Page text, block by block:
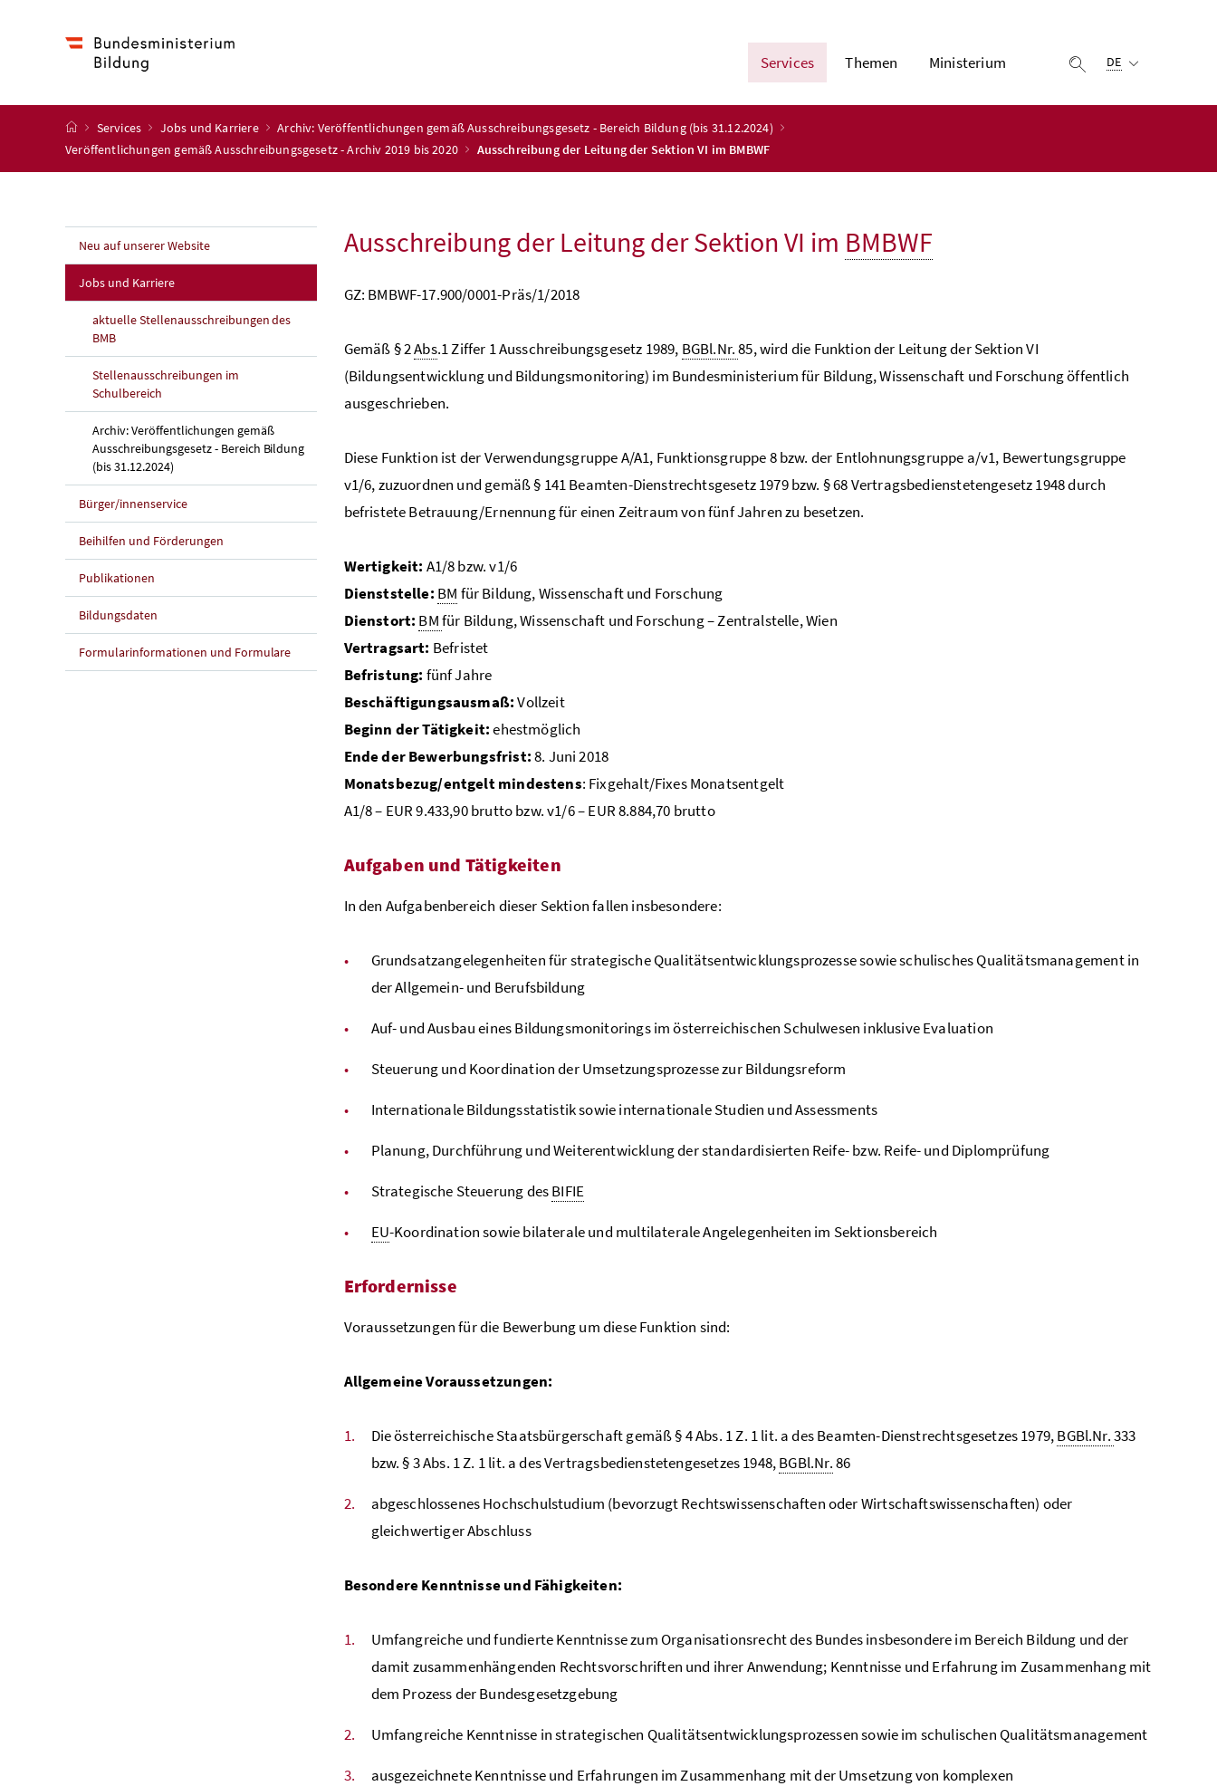
Services Themen Ministerium Suche einblenden
DE
Startseite
Services Jobs und Karriere
Archiv: Veröffentlichungen gemäß Ausschreibungsgesetz - Bereich Bildung (bis 31.12.2024)
Veröffentlichungen gemäß Ausschreibungsgesetz - Archiv 2019 bis 2020
Ausschreibung der Leitung der Sektion VI im BMBWF
Neu auf unserer Website
Jobs und Karriere
aktuelle Stellenausschreibungen des
BMB
Stellenausschreibungen im
Schulbereich
Archiv: Veröffentlichungen gemäß
Ausschreibungsgesetz - Bereich Bildung
(bis 31.12.2024)
Bürger/innenservice
Beihilfen und Förderungen
Publikationen
Bildungsdaten
Formularinformationen und Formulare
Ausschreibung der Leitung der Sektion VI im BMBWF
GZ: BMBWF-17.900/0001-Präs/1/2018
Gemäß § 2Abs.1 Ziffer 1 Ausschreibungsgesetz 1989, BGBl.Nr.85, wird die Funktion der Leitung der Sektion VI
(Bildungsentwicklung und Bildungsmonitoring) im Bundesministerium für Bildung, Wissenschaft und Forschung öffentlich
ausgeschrieben.
Diese Funktion ist der Verwendungsgruppe A/A1, Funktionsgruppe 8 bzw. der Entlohnungsgruppe a/v1, Bewertungsgruppe
v1/6, zuzuordnen und gemäß § 141 Beamten-Dienstrechtsgesetz 1979 bzw. § 68 Vertragsbedienstetengesetz 1948 durch
befristete Betrauung/Ernennung für einen Zeitraum von fünf Jahren zu besetzen.
Wertigkeit: A1/8 bzw. v1/6
Dienststelle: BM für Bildung, Wissenschaft und Forschung
Dienstort: BMfür Bildung, Wissenschaft und Forschung – Zentralstelle, Wien
Vertragsart: Befristet
Befristung: fünf Jahre
Beschäftigungsausmaß:Vollzeit
Beginn der Tätigkeit:ehestmöglich
Ende der Bewerbungsfrist:8. Juni 2018
Monatsbezug/entgelt mindestens: Fixgehalt/Fixes Monatsentgelt
A1/8 – EUR 9.433,90 brutto bzw. v1/6 – EUR 8.884,70 brutto
Aufgaben und Tätigkeiten
In den Aufgabenbereich dieser Sektion fallen insbesondere:
Grundsatzangelegenheiten für strategische Qualitätsentwicklungsprozesse sowie schulisches Qualitätsmanagement in
der Allgemein- und Berufsbildung
Auf- und Ausbau eines Bildungsmonitorings im österreichischen Schulwesen inklusive Evaluation
Steuerung und Koordination der Umsetzungsprozesse zur Bildungsreform
Internationale Bildungsstatistik sowie internationale Studien und Assessments
Planung, Durchführung und Weiterentwicklung der standardisierten Reife- bzw. Reife- und Diplomprüfung
Strategische Steuerung desBIFIE
EU-Koordination sowie bilaterale und multilaterale Angelegenheiten im Sektionsbereich
Erfordernisse
Voraussetzungen für die Bewerbung um diese Funktion sind:
Allgemeine Voraussetzungen:
Die österreichische Staatsbürgerschaft gemäß § 4 Abs. 1 Z. 1 lit. a des Beamten-Dienstrechtsgesetzes 1979,BGBl.Nr.333
bzw. § 3 Abs. 1 Z. 1 lit. a des Vertragsbedienstetengesetzes 1948,BGBl.Nr.86
abgeschlossenes Hochschulstudium (bevorzugt Rechtswissenschaften oder Wirtschaftswissenschaften) oder
gleichwertiger Abschluss
Besondere Kenntnisse und Fähigkeiten:
Umfangreiche und fundierte Kenntnisse zum Organisationsrecht des Bundes insbesondere im Bereich Bildung und der
damit zusammenhängenden Rechtsvorschriften und ihrer Anwendung; Kenntnisse und Erfahrung im Zusammenhang mit
dem Prozess der Bundesgesetzgebung
Umfangreiche Kenntnisse in strategischen Qualitätsentwicklungsprozessen sowie im schulischen Qualitätsmanagement
ausgezeichnete Kenntnisse und Erfahrungen im Zusammenhang mit der Umsetzung von komplexen